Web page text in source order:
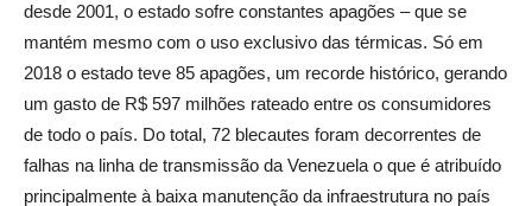
desde 2001, o estado sofre constantes apagões – que se
mantém mesmo com o uso exclusivo das térmicas. Só em
2018 o estado teve 85 apagões, um recorde histórico, gerando
um gasto de R$ 597 milhões rateado entre os consumidores
de todo o país. Do total, 72 blecautes foram decorrentes de
falhas na linha de transmissão da Venezuela o que é atribuído
principalmente à baixa manutenção da infraestrutura no país